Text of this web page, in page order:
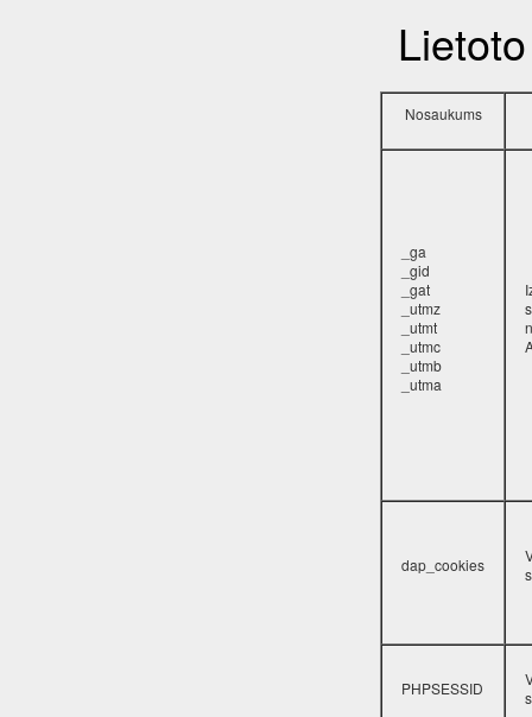
Nosaukums
_ga
_gid
_gat
_utmz
_utmt
_utmc
_utmb
_utma
dap_cookies
PHPSESSID